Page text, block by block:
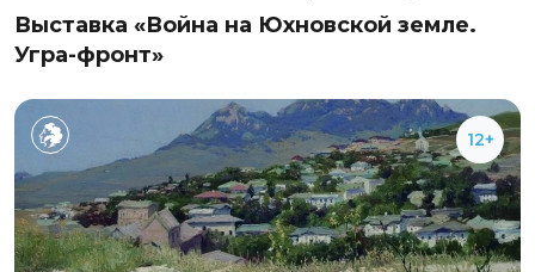
Выставка «Война на Юхновской земле.
Угра-фронт»
12+